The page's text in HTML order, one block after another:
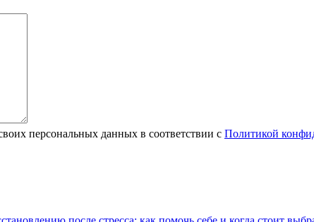
персональных данных в соответствии с Политикой